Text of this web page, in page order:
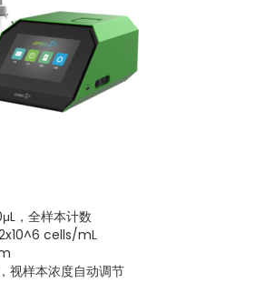
，全样本计数
cells/mL
视样本浓度自动调节